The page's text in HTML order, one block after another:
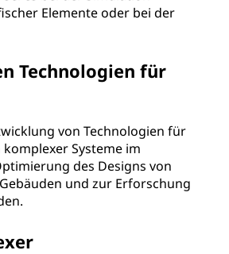
Elemente oder bei der
Technologien für
von Technologien für
Systeme im
des Designs von
und zur Erforschung